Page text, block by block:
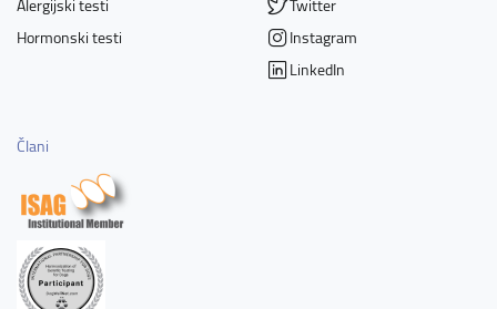
Hormonski testi
Instagram
LinkedIn
Člani